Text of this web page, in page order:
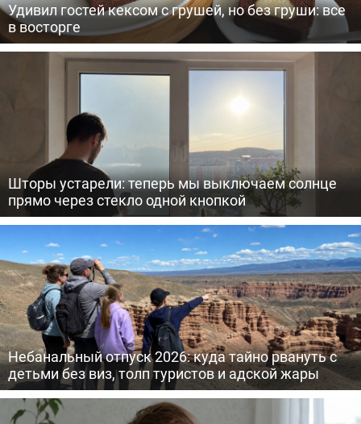
Удивил гостей кексом с грушей, но без груши: все
в восторге
Шторы устарели: теперь мы выключаем солнце
прямо через стекло одной кнопкой
Небанальный отпуск 2026: куда тайно рвануть с
детьми без виз, толп туристов и адской жары